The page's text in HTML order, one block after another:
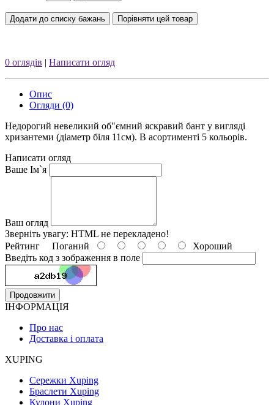
Додати до списку бажань Порівняти цей товар
0 оглядів | Написати огляд
Опис
Огляди (0)
Недорогий невеликий об"ємний яскравий бант у вигляді
хризантеми (діаметр біля 11см). В асортименті 5 кольорів.
Написати огляд
Ваше Ім`я
Ваш огляд
Зверніть увагу: HTML не перекладено!
Рейтинг Поганий
Хороший
Введіть код з зображення в поле
Продовжити
ІНФОРМАЦІЯ
Про нас
Доставка і оплата
XUPING
Сережки Xuping
Браслети Xuping
Кулони Xuping